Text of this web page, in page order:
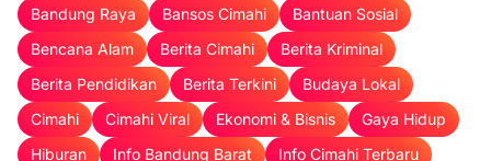
Bandung Raya
Bansos Cimahi
Bantuan Sosial
Bencana Alam
Berita Cimahi
Berita Kriminal
Berita Pendidikan
Berita Terkini
Budaya Lokal
Cimahi
Cimahi Viral Ekonomi & Bisnis
Gaya Hidup
Hiburan
Info Bandung Barat
Info Cimahi Terbaru